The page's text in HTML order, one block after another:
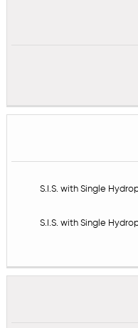
S.I.S. with Single
S.I.S. with Single